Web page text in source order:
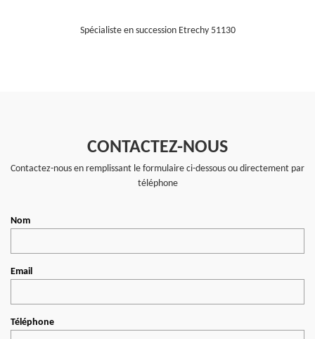
Spécialiste en succession Etrechy 51130
CONTACTEZ-NOUS
Contactez-nous en remplissant le formulaire ci-dessous ou directement par
téléphone
Nom
Email
Téléphone